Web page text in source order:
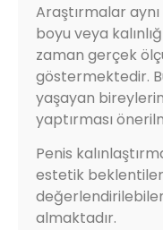
Araştırmalar
boyu veya
zaman gerçek
göstermektedir.
yaşayan
yaptırması
Penis
estetik
almaktadır.